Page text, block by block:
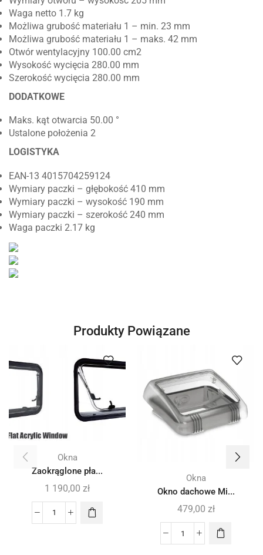
Waga netto 1.7 kg
Możliwa grubość materiału 1 – min. 23 mm
Możliwa grubość materiału 1 – maks. 42 mm
Otwór wentylacyjny 100.00 cm2
Wysokość wycięcia 280.00 mm
Szerokość wycięcia 280.00 mm
DODATKOWE
Maks. kąt otwarcia 50.00 °
Ustalone położenia 2
LOGISTYKA
EAN-13 4015704259124
Wymiary paczki – głębokość 410 mm
Wymiary paczki – wysokość 190 mm
Wymiary paczki – szerokość 240 mm
Waga paczki 2.17 kg
Produkty Powiązane
Okna
Zaokrąglone pła...
1 190,00 zł
Okna
Okno dachowe Mi...
479,00 zł